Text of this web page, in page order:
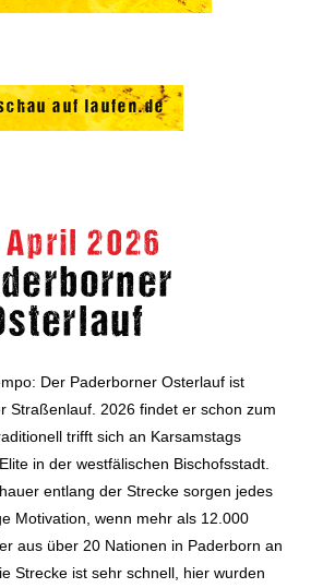
auf laufen.de
April 2026
Der Paderborner Osterlauf ist
Straßenlauf. 2026 findet er schon zum
trifft sich an Karsamstags
in der westfälischen Bischofsstadt.
entlang der Strecke sorgen jedes
Motivation, wenn mehr als 12.000
aus über 20 Nationen in Paderborn an
Strecke ist sehr schnell, hier wurden